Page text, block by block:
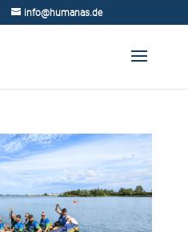
info@humanas.de